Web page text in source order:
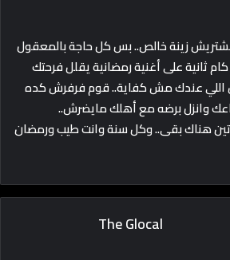
زينة خالص.. بس كل حاجة بالمعقول
ثانية على أغنية رمضانية يقلل فرحتك
عندك مش كفاية.. قوم فرفرش كده
وانزل برضه مع أهلك مايضرش..
هناك بقى.. وكل سنة وانت طيب ورمضان
The Glocal